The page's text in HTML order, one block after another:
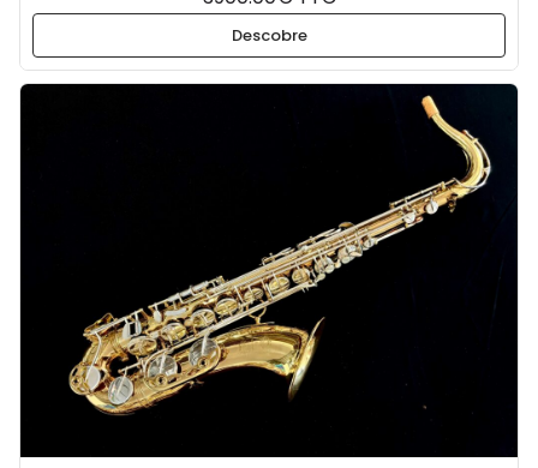
Descobre